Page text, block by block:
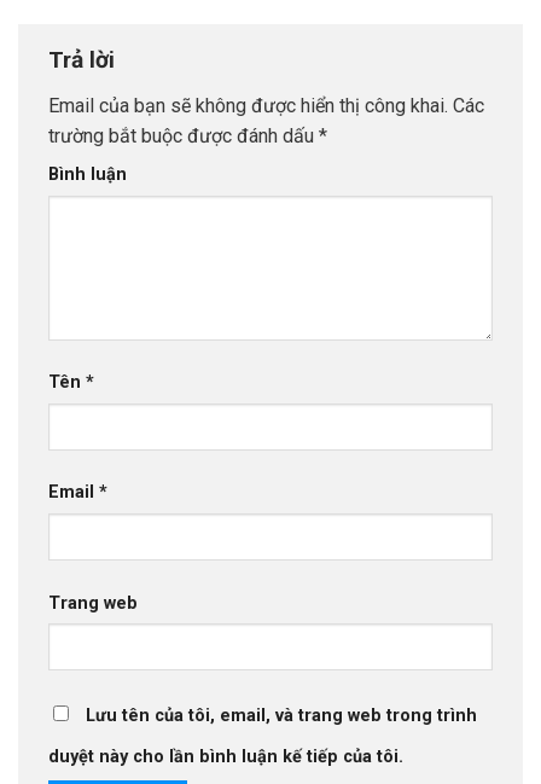
Trả lời
Email của bạn sẽ không được hiển thị công khai. Các
trường bắt buộc được đánh dấu *
Bình luận
Tên *
Email *
Trang web
Lưu tên của tôi, email, và trang web trong trình
duyệt này cho lần bình luận kế tiếp của tôi.